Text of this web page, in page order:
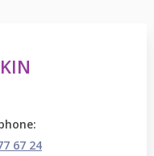
67 24